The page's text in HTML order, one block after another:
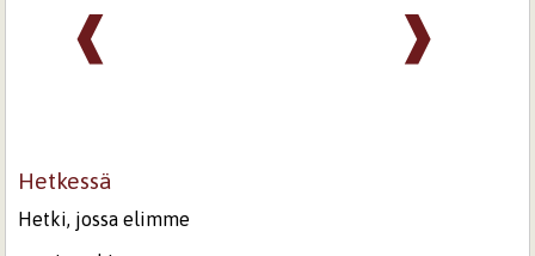
❱
❰
Hetkessä
Hetki, jossa elimme